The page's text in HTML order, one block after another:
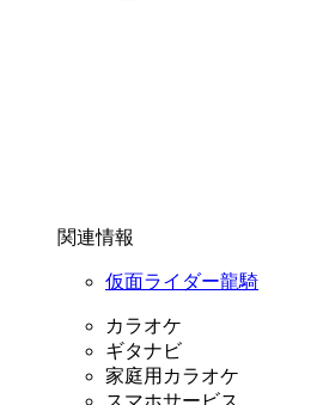
関連情報
仮面ライダー龍騎
カラオケ
ギタナビ
家庭用カラオケ
スマホサービス